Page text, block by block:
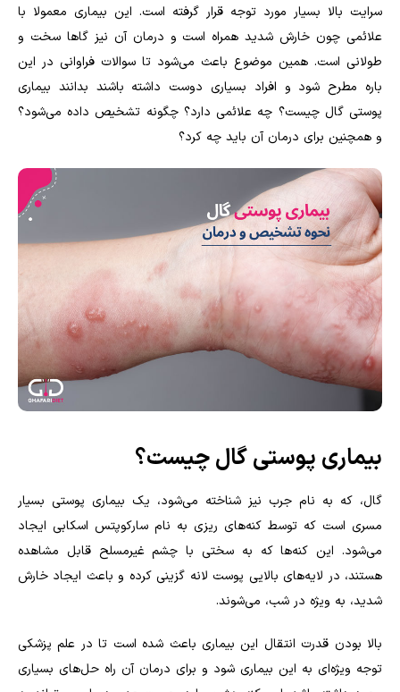
سرایت بالا بسیار مورد توجه قرار گرفته است. این بیماری معمولا با
علائمی چون خارش شدید همراه است و درمان آن نیز گاها سخت و
طولانی است. همین موضوع باعث می‌شود تا سوالات فراوانی در این
باره مطرح شود و افراد بسیاری دوست داشته باشند بدانند بیماری
پوستی گال چیست؟ چه‌ علائمی دارد؟ چگونه تشخیص داده می‌شود؟
و همچنین برای درمان آن باید چه کرد؟
بیماری پوستی گال چیست؟
گال، که به نام جرب نیز شناخته می‌شود، یک بیماری پوستی بسیار
مسری است که توسط کنه‌های ریزی به نام سارکوپتس اسکابی ایجاد
می‌شود. این کنه‌ها که به سختی با چشم غیرمسلح قابل مشاهده
هستند، در لایه‌های بالایی پوست لانه گزینی کرده و باعث ایجاد خارش
شدید، به ویژه در شب، می‌شوند.
بالا بودن قدرت انتقال این بیماری باعث شده است تا در علم پزشکی
توجه ویژه‌ای به این بیماری شود و برای درمان آن راه‌ حل‌های بسیاری